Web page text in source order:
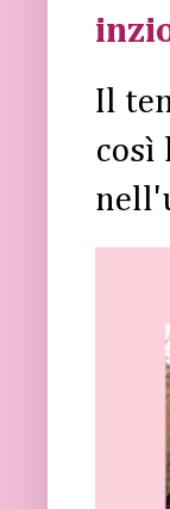
Il
così